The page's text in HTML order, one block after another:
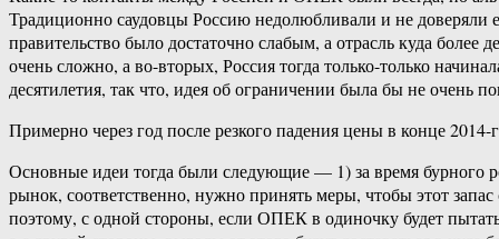
Традиционно саудовцы Россию недолюбливали и не
правительство было достаточно слабым, а отрасль куда
очень сложно, а во-вторых, Россия тогда только-только
десятилетия, так что, идея об ограничении была бы не очень
Примерно через год после резкого падения цены в конце
Основные идеи тогда были следующие — 1) за время бурного
рынок, соответственно, нужно принять меры, чтобы этот
поэтому, с одной стороны, если ОПЕК в одиночку будет